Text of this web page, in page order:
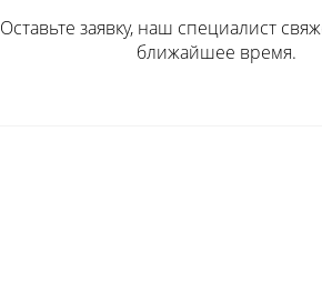
Оставьте заявку, наш специалист
ближайшее время.